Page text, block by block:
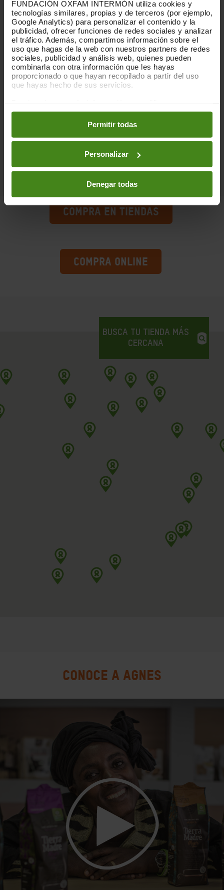
FUNDACIÓN OXFAM INTERMÓN utiliza cookies y
tecnologías similares, propias y de terceros (por ejemplo,
Google Analytics) para personalizar el contenido y la
publicidad, ofrecer funciones de redes sociales y analizar
el tráfico. Además, compartimos información sobre el
uso que hagas de la web con nuestros partners de redes
sociales, publicidad y análisis web, quienes pueden
combinarla con otra información que les hayas
proporcionado o que hayan recopilado a partir del uso
que hayas hecho de sus servicios.
preferencias accediendo a nuestraPolítica de Cookieso
en los botones facilitados a continuación:
Permitir todas
Personalizar
Denegar todas
café ubicada en la zona de
Ankole, al sudoeste de
Uganda. Junto con la
cooperativa de Nicaragua Aldea
Global, son los productores de
Madre y Tierra Madre Mujer.
ACPCU es una cooperativa que
COMPRA EN TIENDAS
COMPRA ONLINE
BUSCA TU TIENDA MÁS
CERCANA
CONOCE A AGNES